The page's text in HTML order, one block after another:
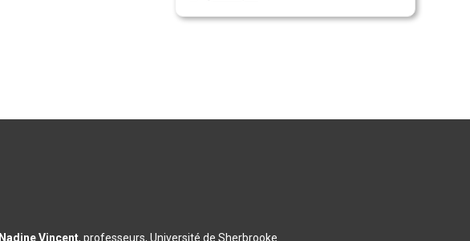
Nadine Vincent, professeurs, Université de Sherbrooke